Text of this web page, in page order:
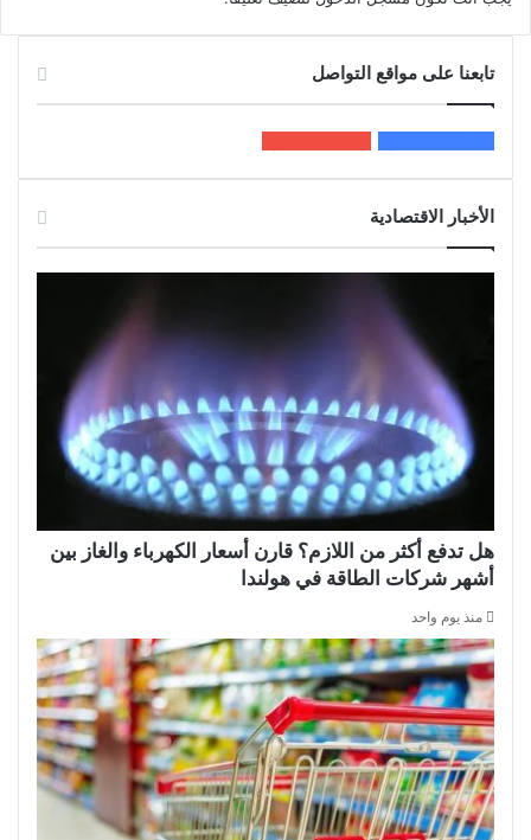
تابعنا على مواقع التواصل
الأخبار الاقتصادية
هل تدفع أكثر من اللازم؟ قارن أسعار الكهرباء والغاز بين
أشهر شركات الطاقة في هولندا
منذ يوم واحد